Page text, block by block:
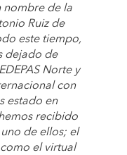
nombre de la
Ruiz de
este tiempo,
dejado de
Norte y
con
estado en
recibido
de ellos; el
el virtual